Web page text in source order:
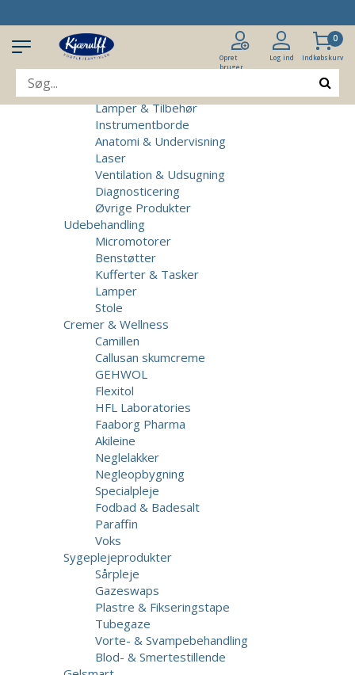
Opret
bruger
Log ind
0
Indkøbskurv
Klinikudstyr
Patientstole
Massagebrikse
Lamper & Tilbehør
Instrumentborde
Anatomi & Undervisning
Laser
Ventilation & Udsugning
Diagnosticering
Øvrige Produkter
Udebehandling
Micromotorer
Benstøtter
Kufferter & Tasker
Lamper
Stole
Cremer & Wellness
Camillen
Callusan skumcreme
GEHWOL
Flexitol
HFL Laboratories
Faaborg Pharma
Akileine
Neglelakker
Negleopbygning
Specialpleje
Fodbad & Badesalt
Paraffin
Voks
Sygeplejeprodukter
Sårpleje
Gazeswaps
Plastre & Fikseringstape
Tubegaze
Vorte- & Svampebehandling
Blod- & Smertestillende